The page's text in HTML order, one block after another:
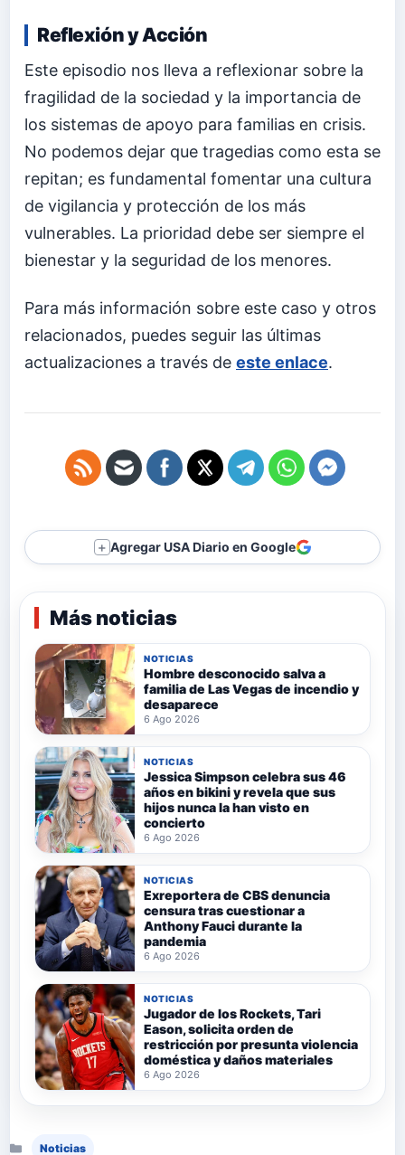
Reflexión y Acción
Este episodio nos lleva a reflexionar sobre la
fragilidad de la sociedad y la importancia de
los sistemas de apoyo para familias en crisis.
No podemos dejar que tragedias como esta se
repitan; es fundamental fomentar una cultura
de vigilancia y protección de los más
vulnerables. La prioridad debe ser siempre el
bienestar y la seguridad de los menores.
Para más información sobre este caso y otros
relacionados, puedes seguir las últimas
actualizaciones a través de este enlace.
＋ Agregar USA Diario en Google
Más noticias
NOTICIAS
Hombre desconocido salva a
familia de Las Vegas de incendio y
desaparece
6 Ago 2026
NOTICIAS
Jessica Simpson celebra sus 46
años en bikini y revela que sus
hijos nunca la han visto en
concierto
6 Ago 2026
NOTICIAS
Exreportera de CBS denuncia
censura tras cuestionar a
Anthony Fauci durante la
pandemia
6 Ago 2026
NOTICIAS
Jugador de los Rockets, Tari
Eason, solicita orden de
restricción por presunta violencia
doméstica y daños materiales
6 Ago 2026
Noticias